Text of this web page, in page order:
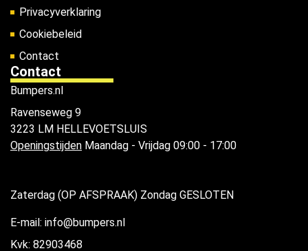
Privacyverklaring
Cookiebeleid
Contact
Contact
Bumpers.nl
Ravenseweg 9
3223 LM HELLEVOETSLUIS
Openingstijden Maandag - Vrijdag 09:00 - 17:00
Zaterdag (OP AFSPRAAK) Zondag GESLOTEN
E-mail: info@bumpers.nl
Kvk: 82903468